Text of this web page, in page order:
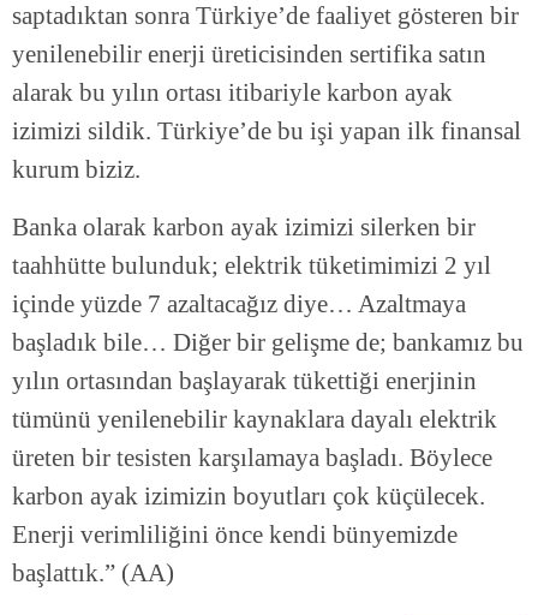
saptadıktan sonra Türkiye’de faaliyet gösteren bir
yenilenebilir enerji üreticisinden sertifika satın
alarak bu yılın ortası itibariyle karbon ayak
izimizi sildik. Türkiye’de bu işi yapan ilk finansal
kurum biziz.
Banka olarak karbon ayak izimizi silerken bir
taahhütte bulunduk; elektrik tüketimimizi 2 yıl
içinde yüzde 7 azaltacağız diye… Azaltmaya
başladık bile… Diğer bir gelişme de; bankamız bu
yılın ortasından başlayarak tükettiği enerjinin
tümünü yenilenebilir kaynaklara dayalı elektrik
üreten bir tesisten karşılamaya başladı. Böylece
karbon ayak izimizin boyutları çok küçülecek.
Enerji verimliliğini önce kendi bünyemizde
başlattık.” (AA)